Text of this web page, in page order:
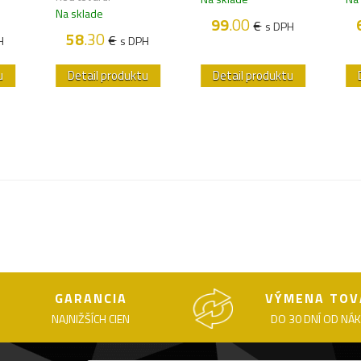
Na sklade
58.30€ s DPH
Detail produktu
99.00€ s DPH
Detail produktu
GARANCIA
NAJNIŽŠÍCH CIEN
VÝMENA
DO 30 DNÍ OD